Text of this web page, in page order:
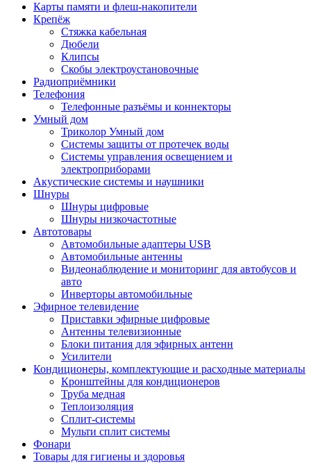
Карты памяти и флеш-накопители
Крепёж
Стяжка кабельная
Дюбели
Клипсы
Скобы электроустановочные
Радиоприёмники
Телефония
Телефонные разъёмы и коннекторы
Умный дом
Триколор Умный дом
Системы защиты от протечек воды
Системы управления освещением и
электроприборами
Акустические системы и наушники
Шнуры
Шнуры цифровые
Шнуры низкочастотные
Автотовары
Автомобильные адаптеры USB
Автомобильные антенны
Видеонаблюдение и мониторинг для автобусов и
авто
Инверторы автомобильные
Эфирное телевидение
Приставки эфирные цифровые
Антенны телевизионные
Блоки питания для эфирных антенн
Усилители
Кондиционеры, комплектующие и расходные материалы
Кронштейны для кондиционеров
Труба медная
Теплоизоляция
Сплит-системы
Мульти сплит системы
Фонари
Товары для гигиены и здоровья